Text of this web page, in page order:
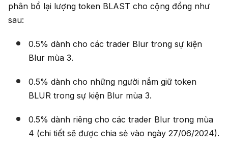
phân bổ lại lượng token BLAST cho cộng đồng như
sau:
0.5% dành cho các trader Blur trong sự kiện
Blur mùa 3.
0.5% dành cho những người nắm giữ token
BLUR trong sự kiện Blur mùa 3.
0.5% dành riêng cho các trader Blur trong mùa
4 (chi tiết sẽ được chia sẻ vào ngày 27/06/2024).